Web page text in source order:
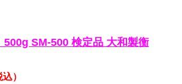
500g SM-500 検定品 大和製衡
）